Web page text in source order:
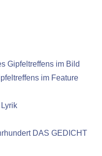
Gipfeltreffens im Bild
im Feature
DAS GEDICHT